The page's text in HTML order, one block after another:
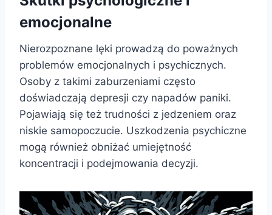
emocjonalne
Nierozpoznane lęki prowadzą do poważnych
problemów emocjonalnych i psychicznych.
Osoby z takimi zaburzeniami często
doświadczają depresji czy napadów paniki.
Pojawiają się też trudności z jedzeniem oraz
niskie samopoczucie. Uszkodzenia psychiczne
mogą również obniżać umiejętność
koncentracji i podejmowania decyzji.